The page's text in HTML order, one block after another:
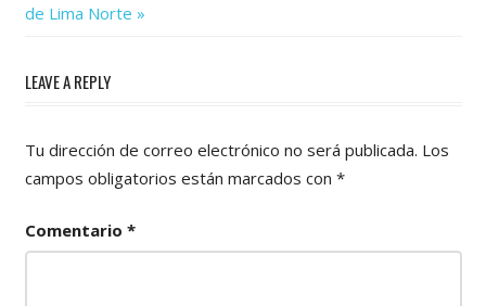
entradas
Post:
de Lima Norte
LEAVE A REPLY
Tu dirección de correo electrónico no será publicada. Los
campos obligatorios están marcados con *
Comentario *